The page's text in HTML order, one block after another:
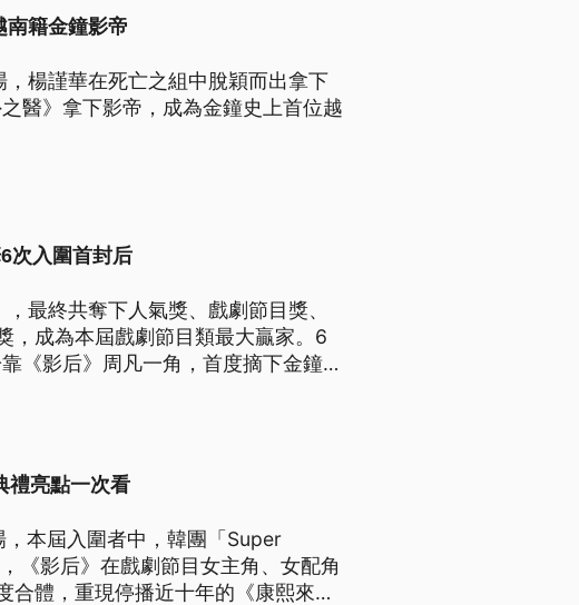
南籍金鐘影帝
楊謹華在死亡之組中脫穎而出拿下
醫》拿下影帝，成為金鐘史上首位越
次入圍首封后
最終共奪下人氣獎、戲劇節目獎、
，成為本屆戲劇節目類最大贏家。6
《影后》周凡一角，首度摘下金鐘影
禮亮點一次看
本屆入圍者中，韓團「Super
《影后》在戲劇節目女主角、女配角
合體，重現停播近十年的《康熙來